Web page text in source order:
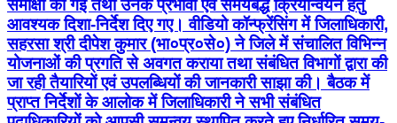
समीक्षा की गई तथा उनके प्रभावी एवं समयबद्ध क्रियान्वयन हेतु
आवश्यक दिशा-निर्देश दिए गए। वीडियो कॉन्फ्रेंसिंग में जिलाधिकारी,
सहरसा श्री दीपेश कुमार (भा०प्र०से०) ने जिले में संचालित विभिन्न
योजनाओं की प्रगति से अवगत कराया तथा संबंधित विभागों द्वारा की
जा रही तैयारियों एवं उपलब्धियों की जानकारी साझा की। बैठक में
प्राप्त निर्देशों के आलोक में जिलाधिकारी ने सभी संबंधित